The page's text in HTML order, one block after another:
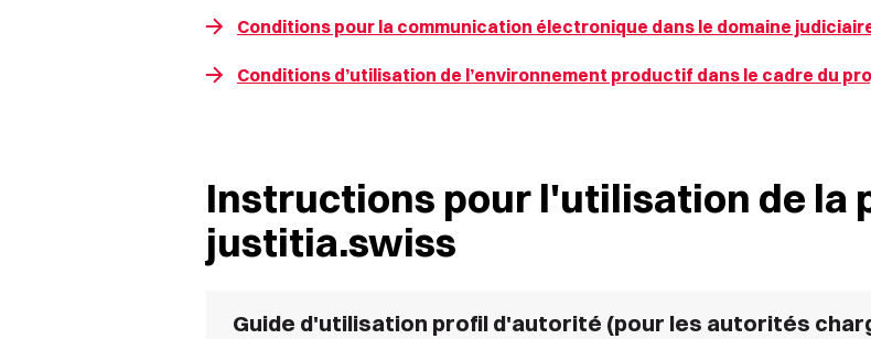
Conditions pour la communication électronique dans le domaine
Conditions d’utilisation de l’environnement productif dans le cadre du
Instructions pour l'utilisation de la
justitia.swiss
Guide d'utilisation profil d'autorité (pour les autorités